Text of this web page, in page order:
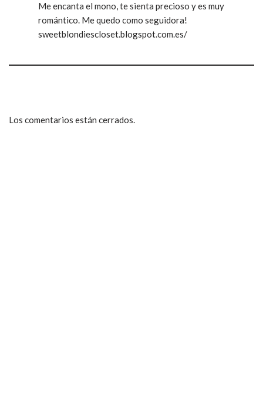
Me encanta el mono, te sienta precioso y es muy
romántico. Me quedo como seguidora!
sweetblondiescloset.blogspot.com.es/
Los comentarios están cerrados.